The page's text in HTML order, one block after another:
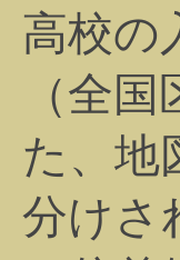
高校の
（全
た、地
分けさ